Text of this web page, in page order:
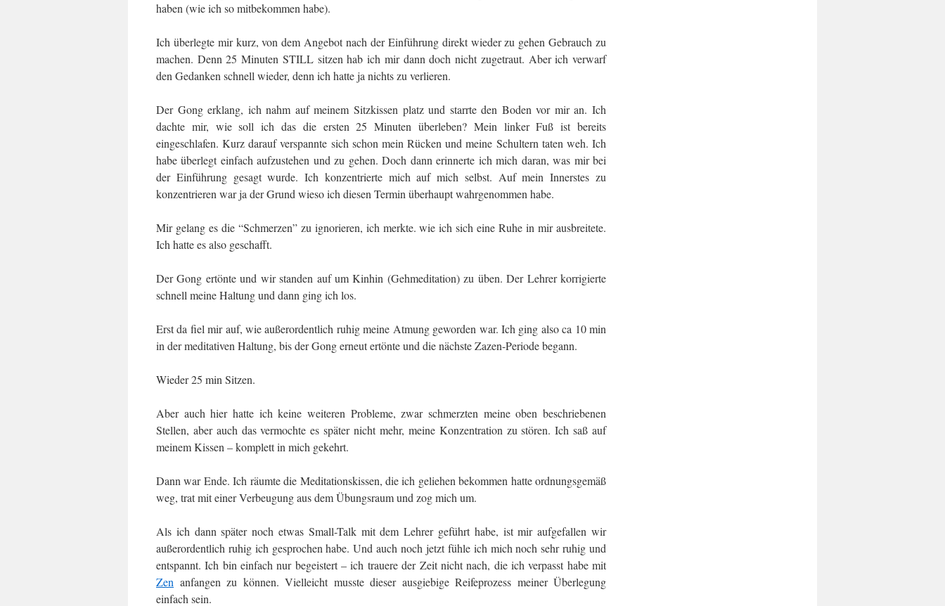
haben (wie ich so mitbekommen habe).
Ich überlegte mir kurz, von dem Angebot nach der Einführung direkt wieder zu gehen Gebrauch zu
machen. Denn 25 Minuten STILL sitzen hab ich mir dann doch nicht zugetraut. Aber ich verwarf
den Gedanken schnell wieder, denn ich hatte ja nichts zu verlieren.
Der Gong erklang, ich nahm auf meinem Sitzkissen platz und starrte den Boden vor mir an. Ich
dachte mir, wie soll ich das die ersten 25 Minuten überleben? Mein linker Fuß ist bereits
eingeschlafen. Kurz darauf verspannte sich schon mein Rücken und meine Schultern taten weh. Ich
habe überlegt einfach aufzustehen und zu gehen. Doch dann erinnerte ich mich daran, was mir bei
der Einführung gesagt wurde. Ich konzentrierte mich auf mich selbst. Auf mein Innerstes zu
konzentrieren war ja der Grund wieso ich diesen Termin überhaupt wahrgenommen habe.
Mir gelang es die “Schmerzen” zu ignorieren, ich merkte. wie ich sich eine Ruhe in mir ausbreitete.
Ich hatte es also geschafft.
Der Gong ertönte und wir standen auf um Kinhin (Gehmeditation) zu üben. Der Lehrer korrigierte
schnell meine Haltung und dann ging ich los.
Erst da fiel mir auf, wie außerordentlich ruhig meine Atmung geworden war. Ich ging also ca 10 min
in der meditativen Haltung, bis der Gong erneut ertönte und die nächste Zazen-Periode begann.
Wieder 25 min Sitzen.
Aber auch hier hatte ich keine weiteren Probleme, zwar schmerzten meine oben beschriebenen
Stellen, aber auch das vermochte es später nicht mehr, meine Konzentration zu stören. Ich saß auf
meinem Kissen – komplett in mich gekehrt.
Dann war Ende. Ich räumte die Meditationskissen, die ich geliehen bekommen hatte ordnungsgemäß
weg, trat mit einer Verbeugung aus dem Übungsraum und zog mich um.
Als ich dann später noch etwas Small-Talk mit dem Lehrer geführt habe, ist mir aufgefallen wir
außerordentlich ruhig ich gesprochen habe. Und auch noch jetzt fühle ich mich noch sehr ruhig und
entspannt. Ich bin einfach nur begeistert – ich trauere der Zeit nicht nach, die ich verpasst habe mit
Zen anfangen zu können. Vielleicht musste dieser ausgiebige Reifeprozess meiner Überlegung
einfach sein.